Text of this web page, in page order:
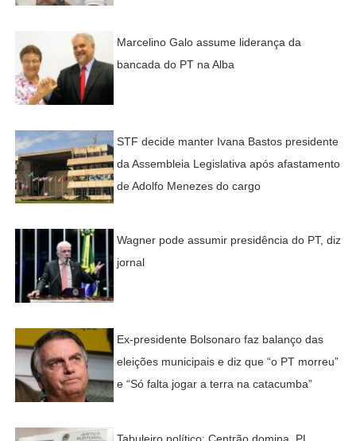
Marcelino Galo assume liderança da
bancada do PT na Alba
STF decide manter Ivana Bastos presidente
da Assembleia Legislativa após afastamento
de Adolfo Menezes do cargo
Wagner pode assumir presidência do PT, diz
jornal
Ex-presidente Bolsonaro faz balanço das
eleições municipais e diz que “o PT morreu”
e “Só falta jogar a terra na catacumba”
Tabuleiro político: Centrão domina, PL